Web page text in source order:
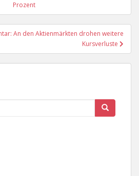
Prozent
An den Aktienmärkten drohen weitere
Kursverluste